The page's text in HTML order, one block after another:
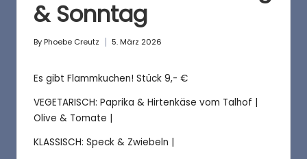
f
é
& Sonntag
Posted
ByPhoebe Creutz 5. März 2026
Es gibt Flammkuchen! Stück 9,- €
VEGETARISCH: Paprika & Hirtenkäse vom Talhof |
Olive & Tomate |
KLASSISCH: Speck & Zwiebeln |